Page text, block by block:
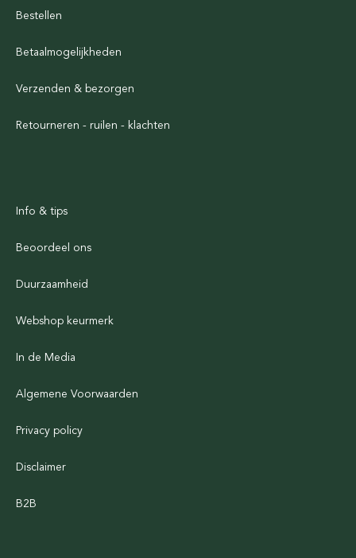
Bestellen
Betaalmogelijkheden
Verzenden & bezorgen
Retourneren - ruilen - klachten
Info & tips
Beoordeel ons
Duurzaamheid
Webshop keurmerk
In de Media
Algemene Voorwaarden
Privacy policy
Disclaimer
B2B